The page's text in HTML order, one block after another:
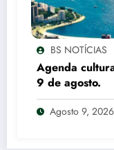
BS NOTÍCIAS
Agenda
9 de agosto.
Agosto 9, 2026